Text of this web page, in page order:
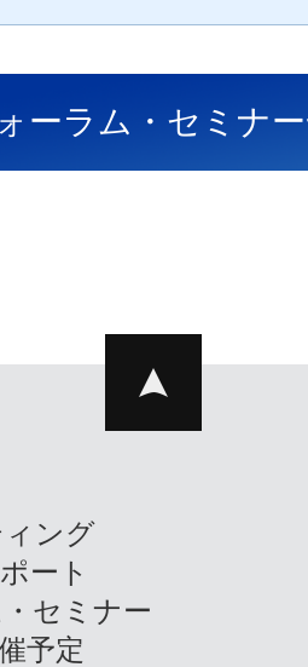
ーラム・セミナ
ング
ート
セミナー
予定